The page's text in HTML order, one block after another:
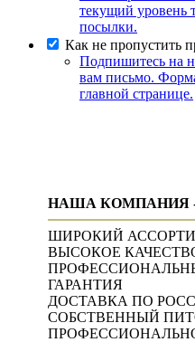
текущий уровень
посылки.
Как не пропустить
Подпишитесь на
вам письмо.
главной странице.
НАША КОМПАНИЯ
ШИРОКИЙ
ВЫСОКОЕ
ГАРАНТИЯ
ДОСТАВКА ПО
СОБСТВЕННЫЙ